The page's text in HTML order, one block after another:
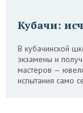
Кубачи:
В кубачинской
экзамены и
мастеров —
испытания само